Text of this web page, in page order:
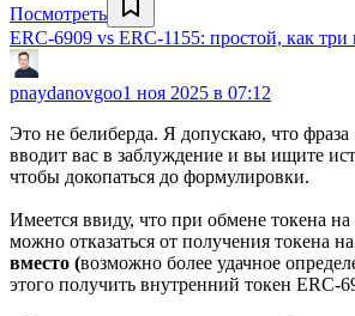
Посмотреть
ERC-6909 vs ERC-1155: простой, как три
pnaydanovgoo1 ноя 2025 в 07:12
Это не белиберда. Я допускаю, что фраза
вводит вас в заблуждение и вы ищите
чтобы докопаться до формулировки.
Имеется ввиду, что при обмене токена
можно отказаться от получения токена
вместо (возможно более удачное
этого получить внутренний токен ERC-